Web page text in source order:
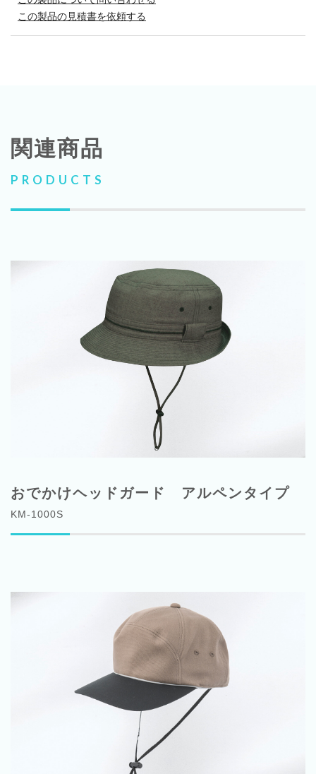
この製品の見積書を依頼する
関連商品
PRODUCTS
おでかけヘッドガード アルペンタイプ
KM-1000S